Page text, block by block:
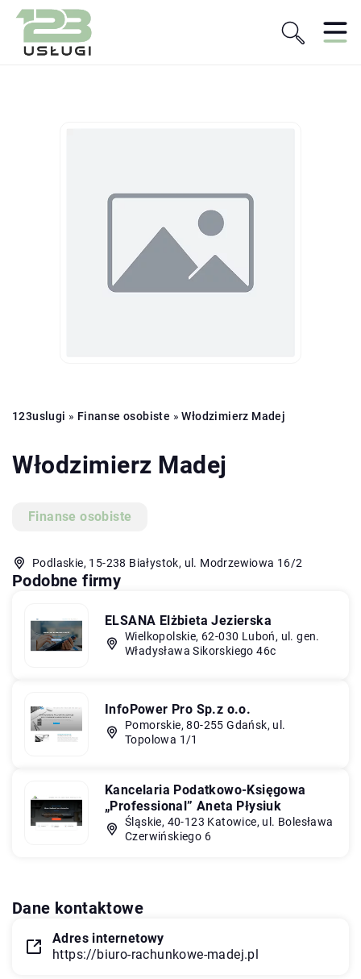
123uslugi » Finanse osobiste »Włodzimierz Madej
Włodzimierz Madej
Finanse osobiste
Podlaskie, 15-238 Białystok, ul. Modrzewiowa 16/2
Podobne firmy
ELSANA Elżbieta Jezierska
Wielkopolskie, 62-030 Luboń, ul. gen.
Władysława Sikorskiego 46c
InfoPower Pro Sp.z o.o.
Pomorskie, 80-255 Gdańsk, ul.
Topolowa 1/1
Kancelaria Podatkowo-Księgowa
„Professional” Aneta Płysiuk
Śląskie, 40-123 Katowice, ul. Bolesława
Czerwińskiego 6
Dane kontaktowe
Adres internetowy
https://biuro-rachunkowe-madej.pl